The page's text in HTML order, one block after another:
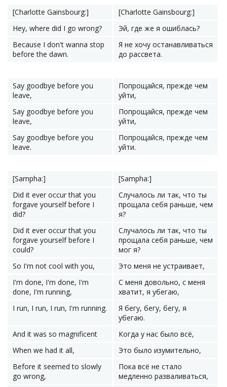
[Charlotte Gainsbourg:]
[Charlotte Gainsbourg:]
Hey, where did I go wrong?
Эй, где же я ошиблась?
Because I don't wanna stop
before the dawn.
Я не хочу останавливаться
до рассвета.
Say goodbye before you
leave,
Попрощайся, прежде чем
уйти,
Say goodbye before you
leave,
Попрощайся, прежде чем
уйти,
Say goodbye before you
leave.
Попрощайся, прежде чем
уйти.
[Sampha:]
[Sampha:]
Did it ever occur that you
forgave yourself before I
did?
Случалось ли так, что ты
прощала себя раньше, чем
я?
Did it ever occur that you
forgave yourself before I
could?
Случалось ли так, что ты
прощала себя раньше, чем
мог я?
So I'm not cool with you,
Это меня не устраивает,
I'm done, I'm done, I'm
done, I'm running,
С меня довольно, с меня
хватит, я убегаю,
I run, I run, I run, I'm running.
Я бегу, бегу, бегу, я
убегаю.
And it was so magnificent
Когда у нас было всё,
When we had it all,
Это было изумительно,
Before it seemed to slowly
go wrong,
Пока всё не стало
медленно разваливаться,